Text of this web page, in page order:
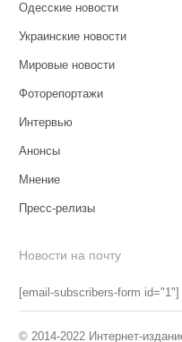
Одесские новости
Украинские новости
Мировые новости
Фоторепортажи
Интервью
Анонсы
Мнение
Пресс-релизы
Новости на почту
[email-subscribers-form id="1"]
© 2014-2022 Интернет-